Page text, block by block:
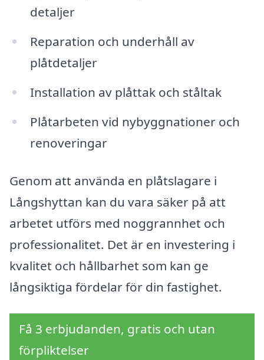
detaljer
Reparation och underhåll av
plåtdetaljer
Installation av plåttak och ståltak
Plåtarbeten vid nybyggnationer och
renoveringar
Genom att använda en plåtslagare i
Långshyttan kan du vara säker på att
arbetet utförs med noggrannhet och
professionalitet. Det är en investering i
kvalitet och hållbarhet som kan ge
långsiktiga fördelar för din fastighet.
Få 3 erbjudanden, gratis och utan
förpliktelser